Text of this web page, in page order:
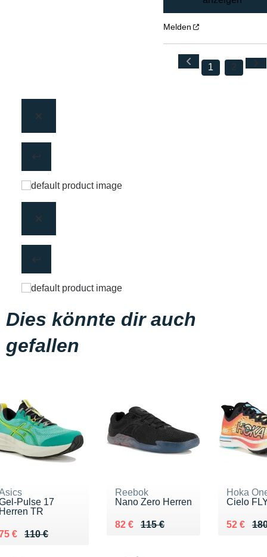
Melden
1 2
Dies könnte dir auch
gefallen
Pulse 17
TR
110 €
lieu de 110 €
€ 75 €
Reebok
Nano Zero Herren
115 €
Au lieu de 115 €
82 €
Vendu 82 €
Hoka
Cielo
Au lieu
52 €
Vendu